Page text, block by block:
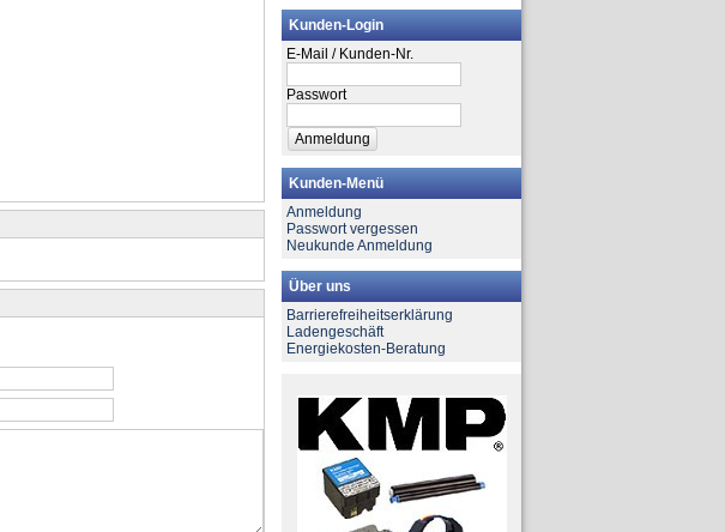
Kunden-Login
E-Mail / Kunden-Nr.
Passwort
Kunden-Menü
Anmeldung
Passwort vergessen
Neukunde Anmeldung
Über uns
Barrierefreiheitserklärung
Ladengeschäft
Energiekosten-Beratung